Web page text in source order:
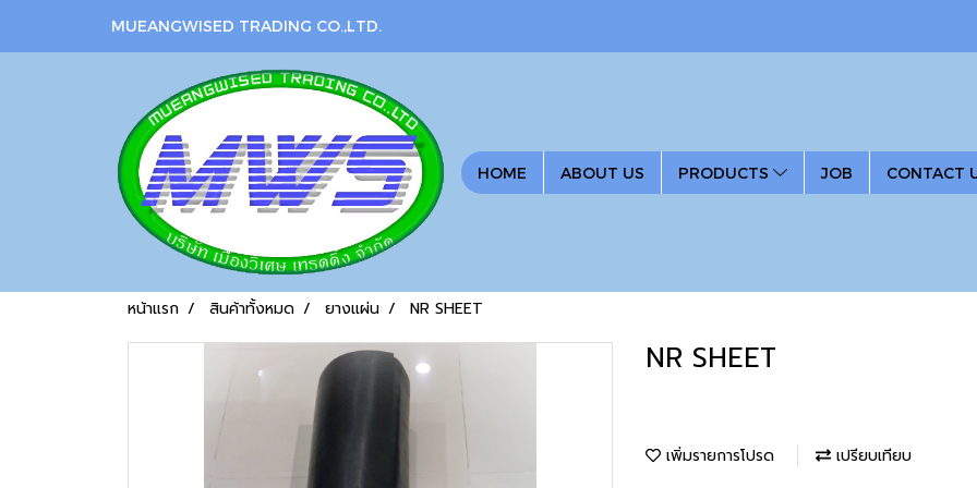
MUEANGWISED TRADING CO.,LTD.
HOME ABOUT US PRODUCTS JOB CONTACT
หน้าแรก สินค้าทั้งหมด ยางแผ่น NR SHEET
NR SHEET
เพิ่มรายการโปรด เปรียบเทียบ